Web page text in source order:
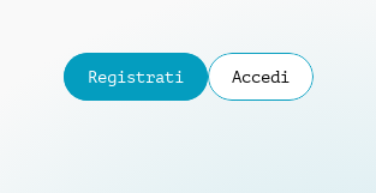
Registrati Accedi